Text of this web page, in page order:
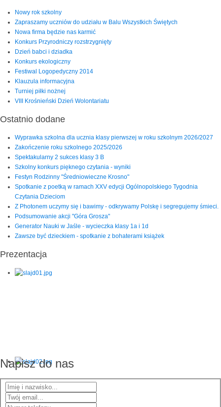
Nowy rok szkolny
Zapraszamy uczniów do udziału w Balu Wszystkich Świętych
Nowa firma będzie nas karmić
Konkurs Przyrodniczy rozstrzygnięty
Dzień babci i dziadka
Konkurs ekologiczny
Festiwal Logopedyczny 2014
Klauzula informacyjna
Turniej piłki nożnej
VIII Krośnieński Dzień Wolontariatu
Ostatnio dodane
Wyprawka szkolna dla ucznia klasy pierwszej w roku szkolnym 2026/2027
Zakończenie roku szkolnego 2025/2026
Spektakularny 2 sukces klasy 3 B
Szkolny konkurs pięknego czytania - wyniki
Festyn Rodzinny "Średniowieczne Krosno"
Spotkanie z poetką w ramach XXV edycji Ogólnopolskiego Tygodnia
Czytania Dzieciom
Z Photonem uczymy się i bawimy - odkrywamy Polskę i segregujemy śmieci.
Podsumowanie akcji "Góra Grosza"
Generator Nauki w Jaśle - wycieczka klasy 1a i 1d
Zawsze być dzieckiem - spotkanie z bohaterami książek
Prezentacja
Napisz do nas